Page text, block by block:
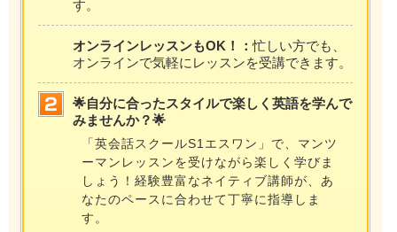
す。
オンラインレッスンもOK！：忙しい方でも、
オンラインで気軽にレッスンを受講できます。
🌟自分に合ったスタイルで楽しく英語を学んで
みませんか？🌟
「英会話スクールS1エスワン」で、マンツ
ーマンレッスンを受けながら楽しく学びま
しょう！経験豊富なネイティブ講師が、あ
なたのペースに合わせて丁寧に指導しま
す。